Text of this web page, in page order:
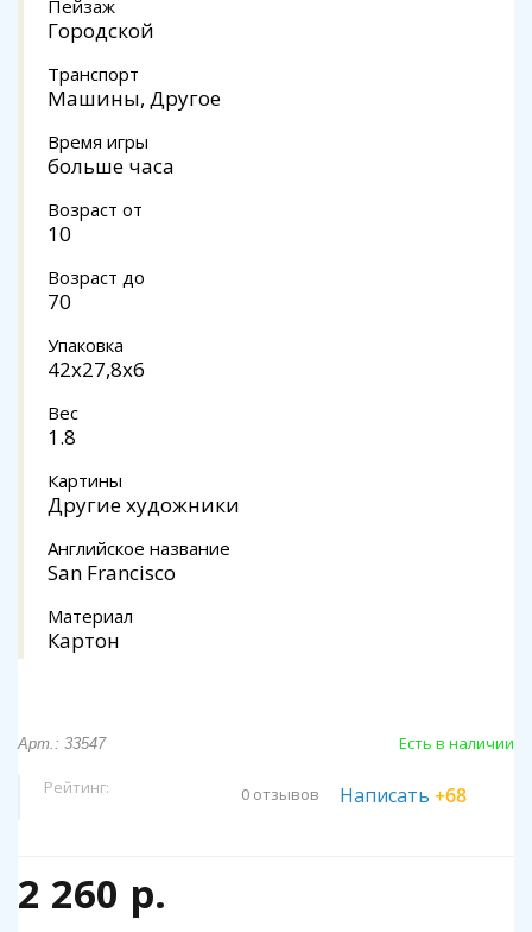
Пейзаж
Городской
Транспорт
Машины, Другое
Время игры
больше часа
Возраст от
10
Возраст до
70
Упаковка
42x27,8x6
Вес
1.8
Картины
Другие художники
Английское название
San Francisco
Материал
Картон
Арт.: 33547 Есть в наличии
Рейтинг: 0 отзывов Написать +68
2 260 р.